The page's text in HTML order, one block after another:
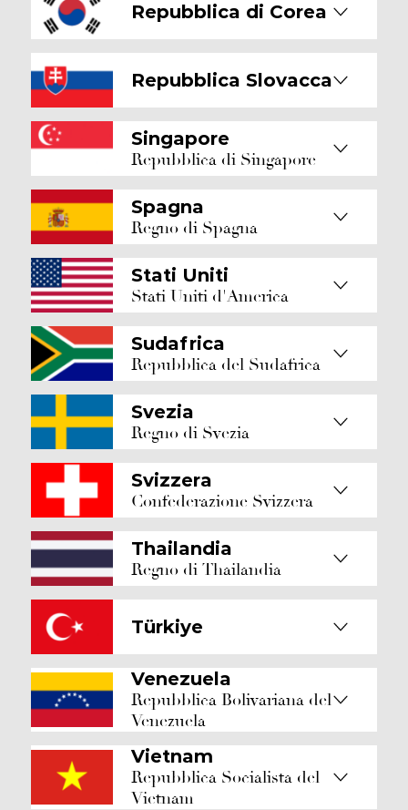
Repubblica di Corea
Repubblica Slovacca
Singapore
Repubblica di Singapore
Spagna
Regno di Spagna
Stati Uniti
Stati Uniti d'America
Sudafrica
Repubblica del Sudafrica
Svezia
Regno di Svezia
Svizzera
Confederazione Svizzera
Thailandia
Regno di Thailandia
Türkiye
Venezuela
Repubblica Bolivariana del
Venezuela
Vietnam
Repubblica Socialista del
Vietnam